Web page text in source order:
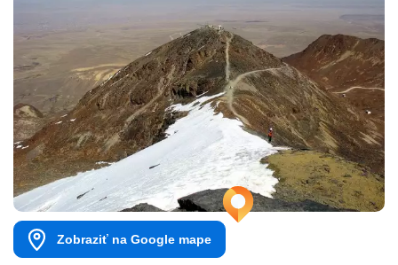
Zobraziť na Google mape